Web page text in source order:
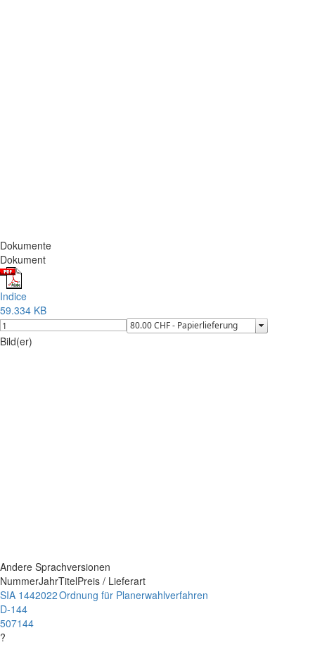
Dokumente
Dokument
Indice
59.334 KB
Bild(er)
Andere Sprachversionen
NummerJahrTitelPreis / Lieferart
SIA 144
D-144
507144
?
2022Ordnung für Planerwahlverfahren